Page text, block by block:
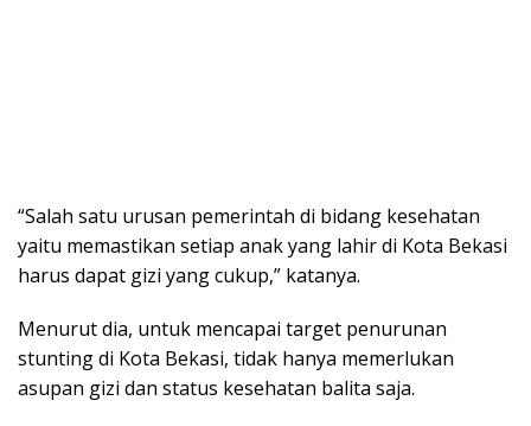
“Salah satu urusan pemerintah di bidang kesehatan
yaitu memastikan setiap anak yang lahir di Kota Bekasi
harus dapat gizi yang cukup,” katanya.
Menurut dia, untuk mencapai target penurunan
stunting di Kota Bekasi, tidak hanya memerlukan
asupan gizi dan status kesehatan balita saja.